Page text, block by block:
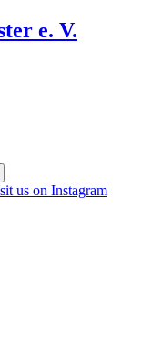
e. V.
us on Instagram